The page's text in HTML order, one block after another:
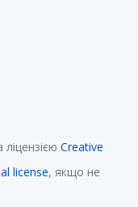
Creative
license, якщо не